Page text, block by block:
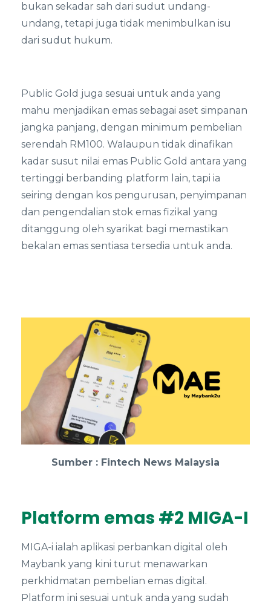
bukan sekadar sah dari sudut undang-
undang, tetapi juga tidak menimbulkan isu
dari sudut hukum.
Public Gold juga sesuai untuk anda yang
mahu menjadikan emas sebagai aset simpanan
jangka panjang, dengan minimum pembelian
serendah RM100. Walaupun tidak dinafikan
kadar susut nilai emas Public Gold antara yang
tertinggi berbanding platform lain, tapi ia
seiring dengan kos pengurusan, penyimpanan
dan pengendalian stok emas fizikal yang
ditanggung oleh syarikat bagi memastikan
bekalan emas sentiasa tersedia untuk anda.
Sumber : Fintech News Malaysia
Platform emas #2 MIGA-I
MIGA-i ialah aplikasi perbankan digital oleh
Maybank yang kini turut menawarkan
perkhidmatan pembelian emas digital.
Platform ini sesuai untuk anda yang sudah